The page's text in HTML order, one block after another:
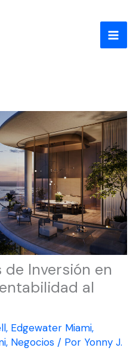
Inversión en
al
, Edgewater Miami,
, Negocios / Por Yonny J.